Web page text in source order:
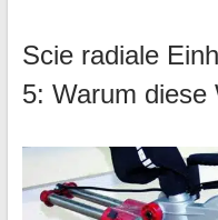
Scie radiale
5: Warum diese